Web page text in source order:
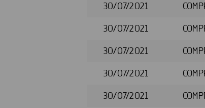
30/07/2021
30/07/2021
30/07/2021
30/07/2021
30/07/2021